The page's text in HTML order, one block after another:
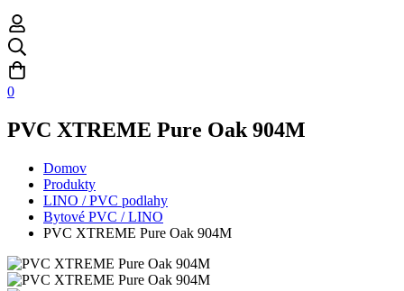
0
PVC XTREME Pure Oak 904M
Domov
Produkty
LINO / PVC podlahy
Bytové PVC / LINO
PVC XTREME Pure Oak 904M